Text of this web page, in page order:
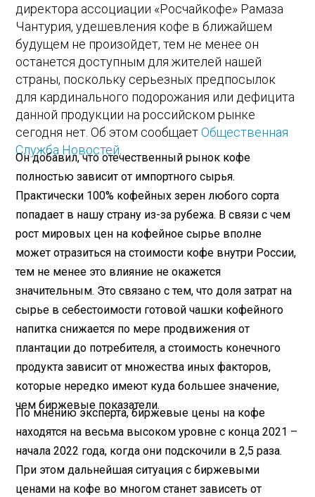
директора ассоциации «Росчайкофе» Рамаза
Чантурия, удешевления кофе в ближайшем
будущем не произойдет, тем не менее он
останется доступным для жителей нашей
страны, поскольку серьезных предпосылок
для кардинального подорожания или дефицита
данной продукции на российском рынке
сегодня нет. Об этом сообщаетОбщественная
Служба Новостей
Он добавил, что отечественный рынок кофе
полностью зависит от импортного сырья.
Практически 100% кофейных зерен любого сорта
попадает в нашу страну из-за рубежа. В связи с чем
рост мировых цен на кофейное сырье вполне
может отразиться на стоимости кофе внутри России,
тем не менее это влияние не окажется
значительным. Это связано с тем, что доля затрат на
сырье в себестоимости готовой чашки кофейного
напитка снижается по мере продвижения от
плантации до потребителя, а стоимость конечного
продукта зависит от множества иных факторов,
которые нередко имеют куда большее значение,
чем биржевые показатели.
По мнению эксперта, биржевые цены на кофе
находятся на весьма высоком уровне с конца 2021 –
начала 2022 года, когда они подскочили в 2,5 раза.
При этом дальнейшая ситуация с биржевыми
ценами на кофе во многом станет зависеть от